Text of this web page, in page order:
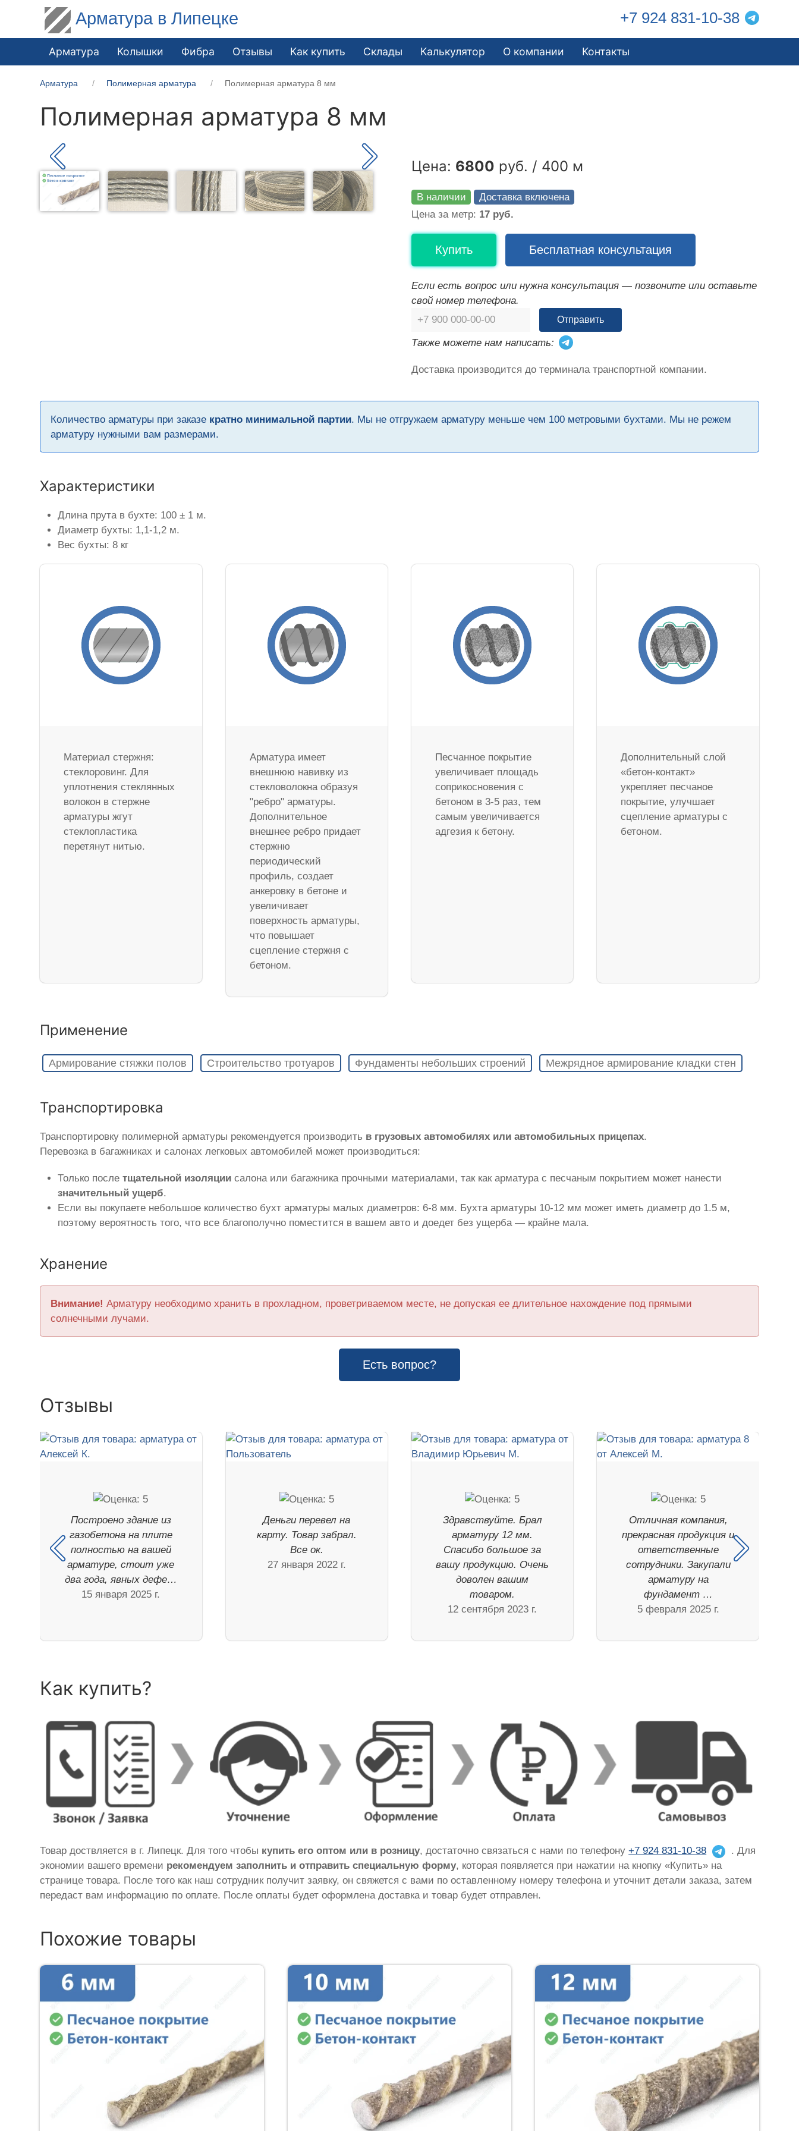
Арматура в Липецке +7 924 831-10-38
Арматура Колышки Фибра Отзывы Как купить Склады Калькулятор О компании Контакты
Арматура Полимерная арматура Полимерная арматура 8 мм
Полимерная арматура 8 мм
Цена: 6800 руб. / 400 м
В наличии
Доставка включена
Цена за метр: 17 руб.
Купить Бесплатная консультация
Если есть вопрос или нужна консультация — позвоните или оставьте
свой номер телефона.
Отправить
Также можете нам написать:
Доставка производится до терминала транспортной компании.
Количество арматуры при заказе кратно минимальной партии. Мы не отгружаем арматуру меньше чем 100 метровыми бухтами. Мы не режем
арматуру нужными вам размерами.
Характеристики
Длина прута в бухте: 100 ± 1 м.
Диаметр бухты: 1,1-1,2 м.
Вес бухты: 8 кг
Материал стержня:
стеклоровинг. Для
уплотнения стеклянных
волокон в стержне
арматуры жгут
стеклопластика
перетянут нитью.
Арматура имеет
внешнюю навивку из
стекловолокна образуя
"ребро" арматуры.
Дополнительное
внешнее ребро придает
стержню
периодический
профиль, создает
анкеровку в бетоне и
увеличивает
поверхность арматуры,
что повышает
сцепление стержня с
бетоном.
Песчанное покрытие
увеличивает площадь
соприкосновения с
бетоном в 3-5 раз, тем
самым увеличивается
адгезия к бетону.
Дополнительный слой
«бетон-контакт»
укрепляет песчаное
покрытие, улучшает
сцепление арматуры с
бетоном.
Применение
Армирование стяжки полов Строительство тротуаров Фундаменты небольших строений Межрядное армирование кладки стен
Транспортировка
Транспортировку полимерной арматуры рекомендуется производить в грузовых автомобилях или автомобильных прицепах.
Перевозка в багажниках и салонах легковых автомобилей может производиться:
Только послетщательной изоляции салона или багажника прочными материалами, так как арматура с песчаным покрытием может нанести
значительный ущерб.
Если вы покупаете небольшое количество бухт арматуры малых диаметров: 6-8 мм. Бухта арматуры 10-12 мм может иметь диаметр до 1.5 м,
поэтому вероятность того, что все благополучно поместится в вашем авто и доедет без ущерба — крайне мала.
Хранение
Внимание! Арматуру необходимо хранить в прохладном, проветриваемом месте, не допуская ее длительное нахождение под прямыми
солнечными лучами.
Есть вопрос?
Отзывы
Построено здание из
газобетона на плите
полностью на вашей
арматуре, стоит уже
два года, явных дефе…
15 января 2025 г.
Деньги перевел на
карту. Товар забрал.
Все ок.
27 января 2022 г.
Здравствуйте. Брал
арматуру 12 мм.
Спасибо большое за
вашу продукцию. Очень
доволен вашим
товаром.
12 сентября 2023 г.
Отличная компания,
прекрасная продукция и
ответственные
сотрудники. Закупали
арматуру на
фундамент …
5 февраля 2025 г.
Как купить?
Товар доствляется в г. Липецк. Для того чтобы купить его оптом или в розницу, достаточно связаться с нами по телефону+7 924 831-10-38
. Для
экономии вашего времени рекомендуем заполнить и отправить специальную форму, которая появляется при нажатии на кнопку «Купить» на
странице товара. После того как наш сотрудник получит заявку, он свяжется с вами по оставленному номеру телефона и уточнит детали заказа, затем
передаст вам информацию по оплате. После оплаты будет оформлена доставка и товар будет отправлен.
Похожие товары